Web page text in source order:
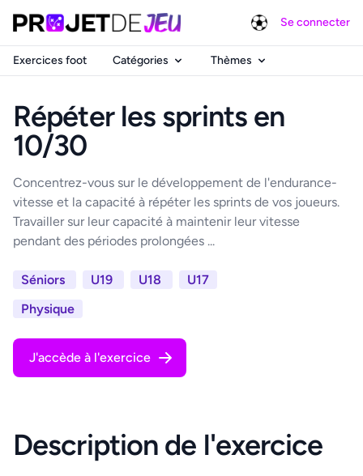
Se connecter
Exercices foot Catégories Thèmes
Répéter les sprints en
10/30
Concentrez-vous sur le développement de l'endurance-
vitesse et la capacité à répéter les sprints de vos joueurs.
Travailler sur leur capacité à maintenir leur vitesse
pendant des périodes prolongées ...
Séniors U19 U18
U17
Physique
J'accède à l'exercice
Description de l'exercice